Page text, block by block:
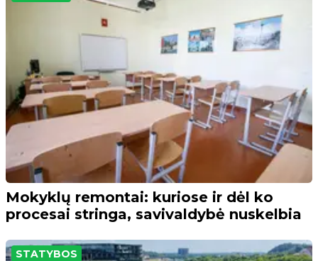
Mokyklų remontai: kuriose ir dėl ko
procesai stringa, savivaldybė nuskelbia
STATYBOS